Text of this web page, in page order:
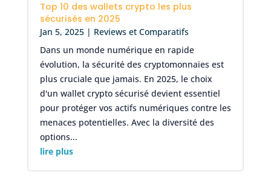
Top 10 des wallets crypto les plus
sécurisés en 2025
Jan 5, 2025| Reviews et Comparatifs
Dans un monde numérique en rapide
évolution, la sécurité des cryptomonnaies est
plus cruciale que jamais. En 2025, le choix
d'un wallet crypto sécurisé devient essentiel
pour protéger vos actifs numériques contre les
menaces potentielles. Avec la diversité des
options...
lire plus